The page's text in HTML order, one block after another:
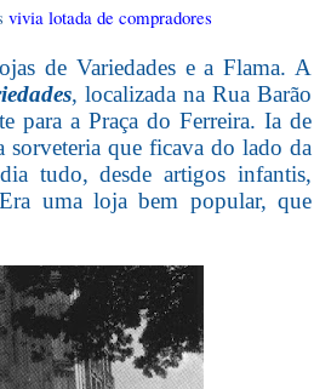
vivia lotada de compradores
de Variedades e a Flama. A
, localizada na Rua Barão
para a Praça do Ferreira. Ia de
que ficava do lado da
tudo, desde artigos infantis,
uma loja bem popular, que